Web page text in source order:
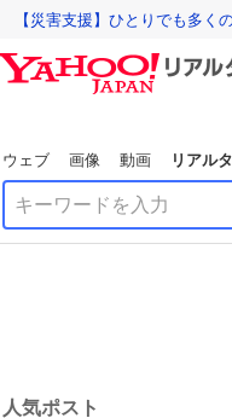
【災害支援】ひとりでも多く
ウェブ 画像 動画 リアル
人気ポスト